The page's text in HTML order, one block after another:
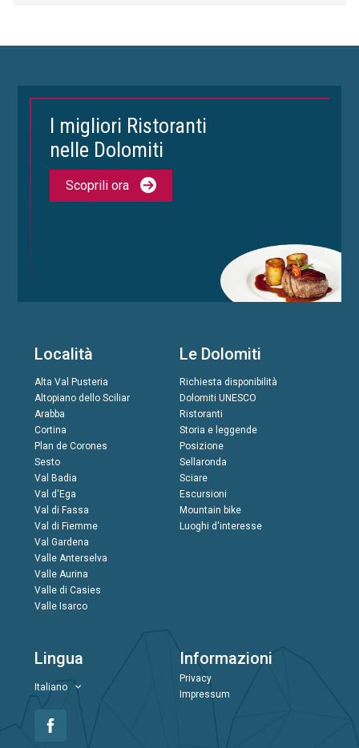
I migliori Ristoranti
nelle Dolomiti
Scoprili ora
Località
Alta Val Pusteria
Altopiano dello Sciliar
Arabba
Cortina
Plan de Corones
Sesto
Val Badia
Val d'Ega
Val di Fassa
Val di Fiemme
Val Gardena
Valle Anterselva
Valle Aurina
Valle di Casies
Valle Isarco
Le Dolomiti
Richiesta disponibilità
Dolomiti UNESCO
Ristoranti
Storia e leggende
Posizione
Sellaronda
Sciare
Escursioni
Mountain bike
Luoghi d'interesse
Lingua
Italiano
Informazioni
Privacy
Impressum